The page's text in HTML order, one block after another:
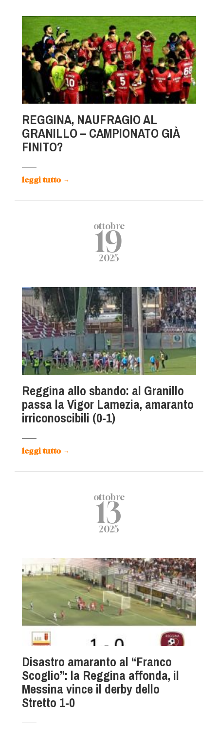
REGGINA, NAUFRAGIO AL
GRANILLO – CAMPIONATO GIÀ
FINITO?
leggi tutto →
ottobre
19
2025
Reggina allo sbando: al Granillo
passa la Vigor Lamezia, amaranto
irriconoscibili (0-1)
leggi tutto →
ottobre
13
2025
Disastro amaranto al “Franco
Scoglio”: la Reggina affonda, il
Messina vince il derby dello
Stretto 1-0